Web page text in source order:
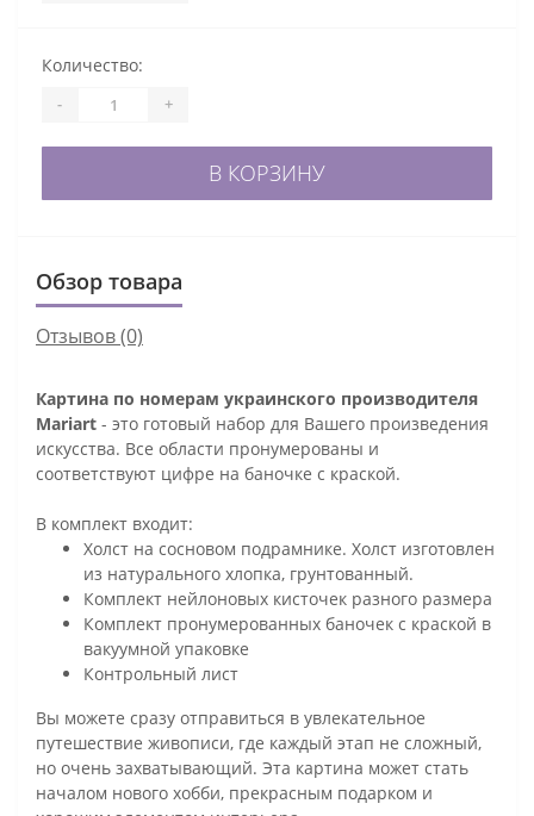
Количество:
- +
В КОРЗИНУ
Обзор товара
Отзывов (0)
Картина по номерам украинского производителя
Mariart - это готовый набор для Вашего произведения
искусства. Все области пронумерованы и
соответствуют цифре на баночке с краской.
В комплект входит:
Холст на сосновом подрамнике. Холст изготовлен
из натурального хлопка, грунтованный.
Комплект нейлоновых кисточек разного размера
Комплект пронумерованных баночек с краской в
вакуумной упаковке
Контрольный лист
Вы можете сразу отправиться в увлекательное
путешествие живописи, где каждый этап не сложный,
но очень захватывающий. Эта картина может стать
началом нового хобби, прекрасным подарком и